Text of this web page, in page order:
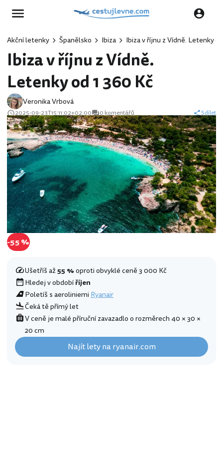
Akční letenky Španělsko Ibiza Ibiza v říjnu z Vídně. Letenky
Ibiza v říjnu z Vídně.
Letenky od 1 360 Kč
Veronika Vrbová
2025-09-23T15:11:02+02:00 0 komentářů Sdílet
-55 %
Ušetříš až55 %oproti obvyklé ceně 3 000 Kč
Hledej v obdobíříjen
Poletíš s aeroliniemiRyanair
Čeká tě přímý let
V ceně je malé příruční zavazadlo o rozměrech 40 × 30 ×
20 cm
Najít lety na ryanair.com